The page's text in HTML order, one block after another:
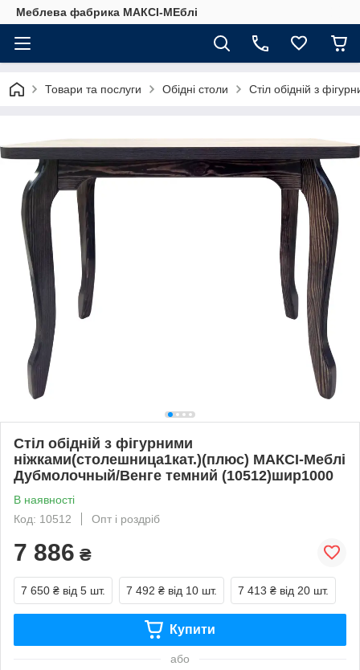
Меблева фабрика МАКСІ-МЕблі
Товари та послуги Обідні столи Стіл обідній з
Стіл обідній з фігурними
ніжками(столешница1кат.)(плюс) МАКСІ-Меблі
Дубмолочный/Венге темний (10512)шир1000
В наявності
Код: 10512
Опт і роздріб
7 886 ₴
7 650 ₴ від 5 шт. 7 492 ₴ від 10 шт. 7 413 ₴ від 20 шт.
Купити
або